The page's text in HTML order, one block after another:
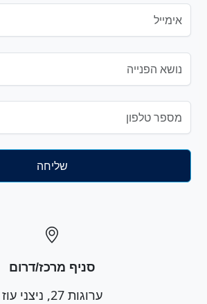
סניף מרכז/דרום
ערוגות 27, ניצני עוז